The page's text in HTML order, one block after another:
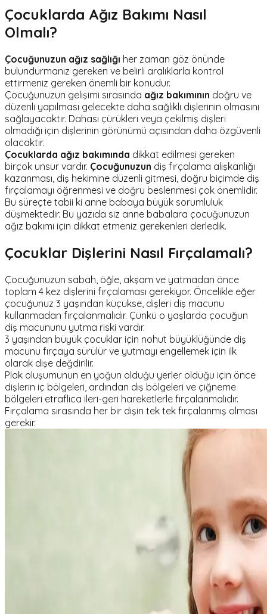
Çocuklarda Ağız Bakımı Nasıl
Olmalı?
Çocuğunuzun ağız sağlığı her zaman göz önünde
bulundurmanız gereken ve belirli aralıklarla kontrol
ettirmeniz gereken önemli bir konudur.
Çocuğunuzun gelişimi sırasında ağız bakımının doğru ve
düzenli yapılması gelecekte daha sağlıklı dişlerinin olmasını
sağlayacaktır. Dahası çürükleri veya çekilmiş dişleri
olmadığı için dişlerinin görünümü açısından daha özgüvenli
olacaktır.
Çocuklarda ağız bakımında dikkat edilmesi gereken
birçok unsur vardır. Çocuğunuzun diş fırçalama alışkanlığı
kazanması, diş hekimine düzenli gitmesi, doğru biçimde diş
fırçalamayı öğrenmesi ve doğru beslenmesi çok önemlidir.
Bu süreçte tabii ki anne babaya büyük sorumluluk
düşmektedir. Bu yazıda siz anne babalara çocuğunuzun
ağız bakımı için dikkat etmeniz gerekenleri derledik.
Çocuklar Dişlerini Nasıl Fırçalamalı?
Çocuğunuzun sabah, öğle, akşam ve yatmadan önce
toplam 4 kez dişlerini fırçalaması gerekiyor. Öncelikle eğer
çocuğunuz 3 yaşından küçükse, dişleri diş macunu
kullanmadan fırçalanmalıdır. Çünkü o yaşlarda çocuğun
diş macununu yutma riski vardır.
3 yaşından büyük çocuklar için nohut büyüklüğünde diş
macunu fırçaya sürülür ve yutmayı engellemek için ilk
olarak dişe değdirilir.
Plak oluşumunun en yoğun olduğu yerler olduğu için önce
dişlerin iç bölgeleri, ardından dış bölgeleri ve çiğneme
bölgeleri etraflıca ileri-geri hareketlerle fırçalanmalıdır.
Fırçalama sırasında her bir dişin tek tek fırçalanmış olması
gerekir.